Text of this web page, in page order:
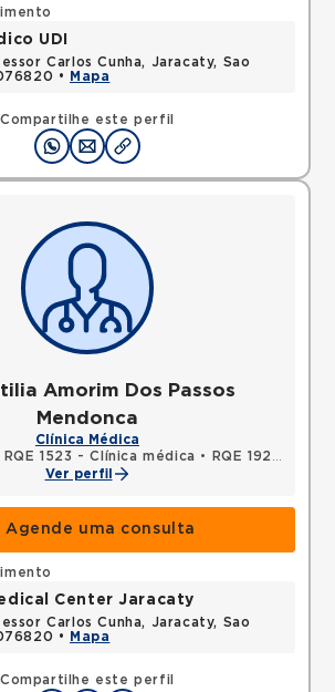
Compartilhe este perfil
UDI
Carlos Cunha, Jaracaty, Sao
•
Mapa
Amorim Dos Passos
Mendonca
Clínica Médica
RQE 1523 - Clínica médica •
RQE 1928 - Medicina intensiva
Ver perfil
Agende uma consulta
Compartilhe este perfil
Center Jaracaty
Carlos Cunha, Jaracaty, Sao
•
Mapa